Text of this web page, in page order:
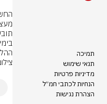
תמיכה
תנאי שימוש
מדיניות פרטיות
הנחיות לכתבי חמ״ל
הצהרת נגישות